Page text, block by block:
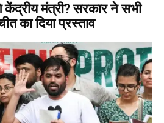
मंत्री? सरकार ने सभी
का दिया प्रस्ताव